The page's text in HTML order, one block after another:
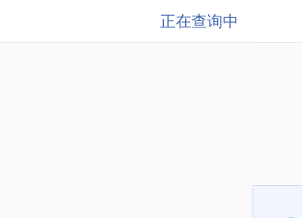
正在查询中